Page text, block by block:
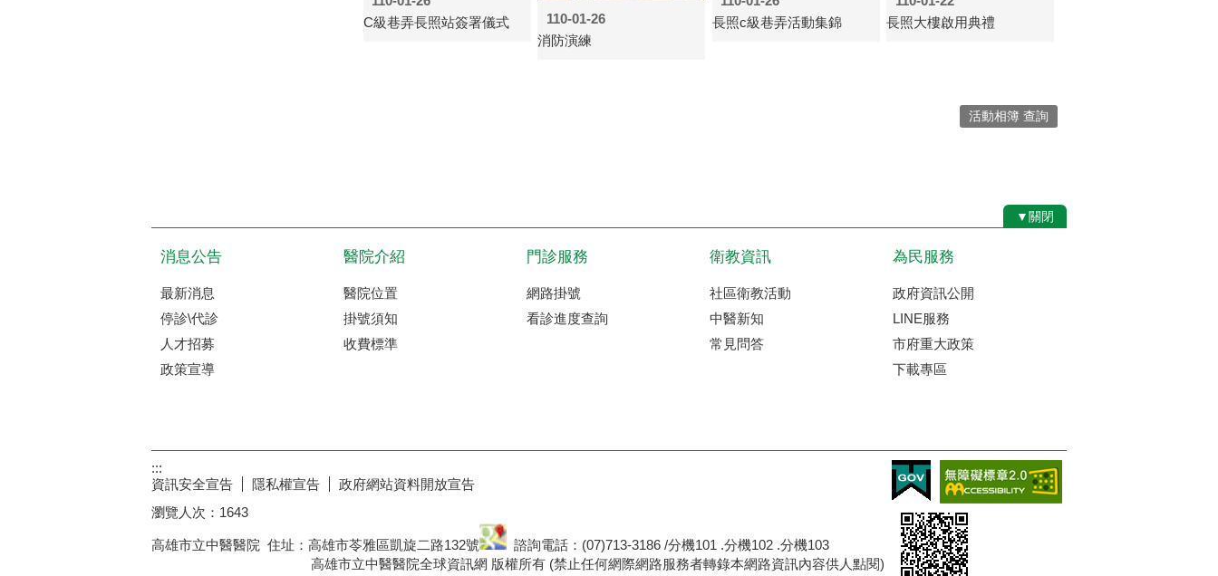
C級巷弄長照站簽署儀式
110-01-26
消防演練
長照c級巷弄活動集錦
長照大樓啟用典禮
活動相簿 查詢
▼關閉
消息公告
最新消息
停診\代診
人才招募
政策宣導
醫院介紹
醫院位置
掛號須知
收費標準
門診服務
網路掛號
看診進度查詢
衛教資訊
社區衛教活動
中醫新知
常見問答
為民服務
政府資訊公開
LINE服務
市府重大政策
下載專區
:::
資訊安全宣告
隱私權宣告
政府網站資料開放宣告
瀏覽人次： 1643
高雄市立中醫醫院 住址：高雄市苓雅區凱旋二路132號
諮詢電話：(07)713-3186 /分機101 .分機102 .分機103
高雄市立中醫醫院全球資訊網 版權所有 (禁止任何網際網路服務者轉錄本網路資訊內容供人點閱)